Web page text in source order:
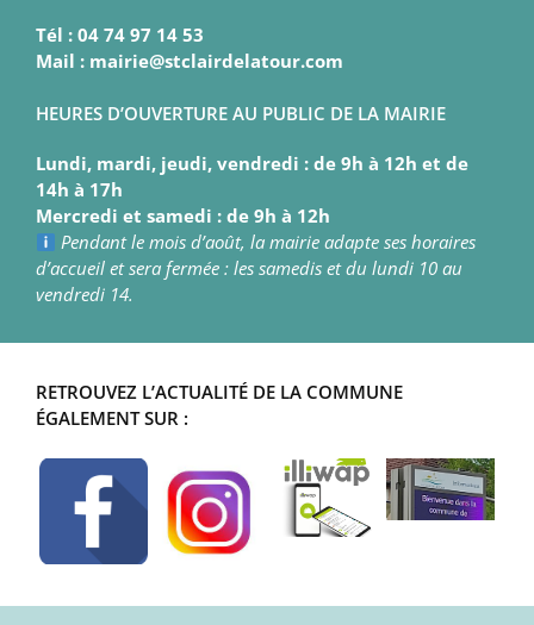
Tél : 04 74 97 14 53
Mail : mairie@stclairdelatour.com
HEURES D’OUVERTURE AU PUBLIC DE LA MAIRIE
Lundi, mardi, jeudi, vendredi : de 9h à 12h et de
14h à 17h
Mercredi et samedi : de 9h à 12h
Pendant le mois d’août, la mairie adapte ses horaires
d’accueil et sera fermée : les samedis et du lundi 10 au
vendredi 14.
RETROUVEZ L’ACTUALITÉ DE LA COMMUNE
ÉGALEMENT SUR :